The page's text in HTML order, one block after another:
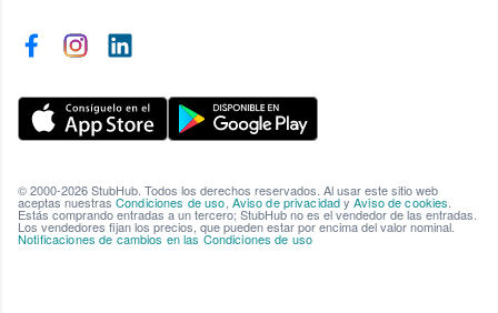
© 2000-2026 StubHub. Todos los derechos reservados. Al usar este sitio web
aceptas nuestras Condiciones de uso, Aviso de privacidadyAviso de cookies.
Estás comprando entradas a un tercero; StubHub no es el vendedor de las entradas.
Los vendedores fijan los precios, que pueden estar por encima del valor nominal.
Notificaciones de cambios en las Condiciones de uso